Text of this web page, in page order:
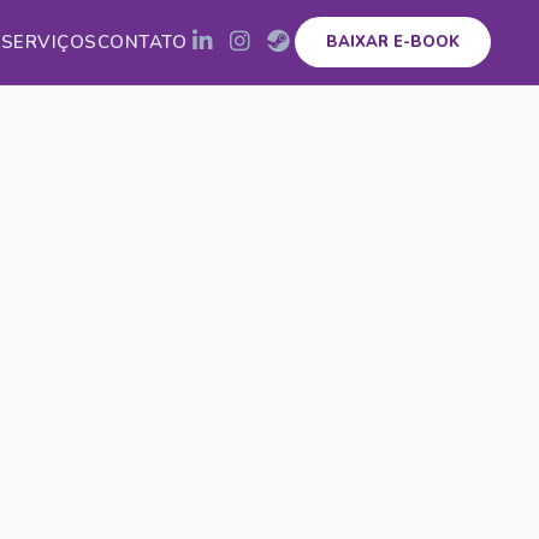
SERVIÇOSCONTATO BAIXAR E-BOOK